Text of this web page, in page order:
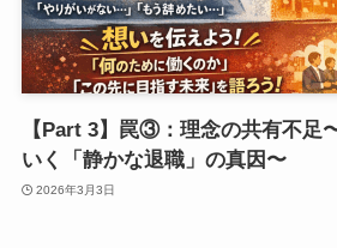
【Part 3】罠③：理念の共有不足
いく「静かな退職」の真因〜
2026年3月3日